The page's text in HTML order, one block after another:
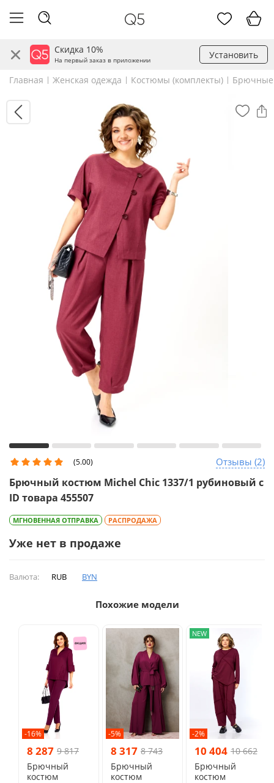
Скидка 10%
На первый заказ в приложении Установить
Главная Женская одежда Костюмы (комплекты)
(5.00) Отзывы (2)
Брючный костюм Michel Chic 1337/1 рубиновый с
ID товара 455507
МГНОВЕННАЯ ОТПРАВКА РАСПРОДАЖА
Уже нет в продаже
Валюта: RUB BYN
Похожие модели
-16%
8 287 9 817
Брючный
костюм
-5%
8 317 8 743
Брючный
костюм
NEW
-2%
10 404 10 662
Брючный
костюм